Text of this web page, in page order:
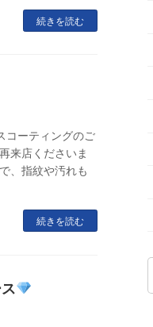
続きを読む
コーティングのご
来店くださいま
、指紋や汚れも
続きを読む
検